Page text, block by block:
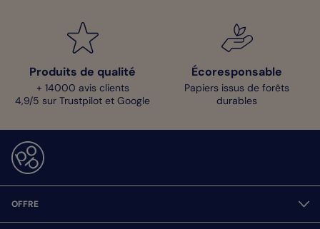
Produits de qualité
+ 14000 avis clients
4,9/5 sur Trustpilot et Google
Écoresponsable
Papiers issus de forêts
durables
OFFRE